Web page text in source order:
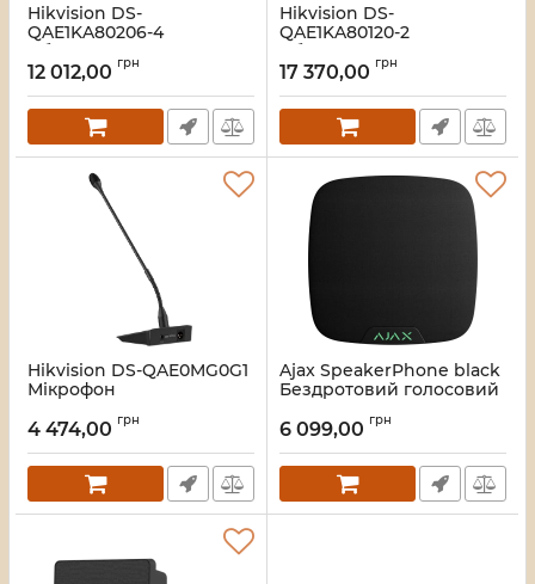
Hikvision DS-
QAE1KA80206-4
Гібридний
аудіокомплект
Артикул:16_119735
12 012,00 грн
Hikvision DS-
QAE1KA80120-2
Гібридний
аудіокомплект
Артикул:16_119505
17 370,00 грн
Hikvision DS-QAE0MG0G1
Мікрофон
4 474,00 грн
Ajax SpeakerPhone black
Бездротовий голосовий
Артикул:16_119159
6 099,00 грн